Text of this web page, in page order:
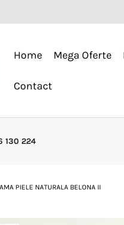
Home Mega Oferte
Contact
130 224
PIELE NATURALA BELONA II